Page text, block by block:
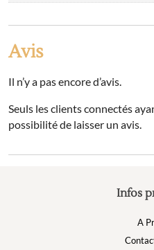
Avis
Il n’y a pas encore d’avis.
Seuls les clients connectés
possibilité de laisser un avis.
Infos
A